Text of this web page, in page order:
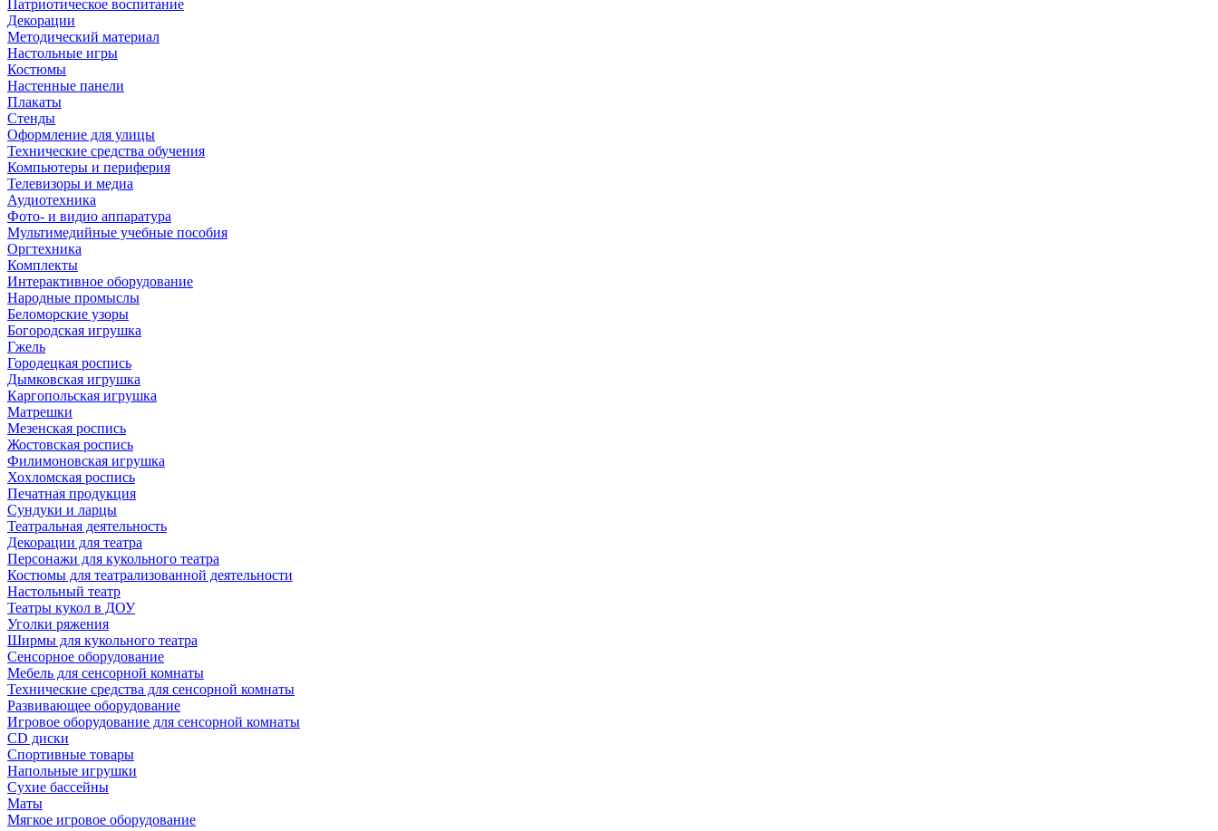
Патриотическое воспитание
Декорации
Методический материал
Настольные игры
Костюмы
Настенные панели
Плакаты
Стенды
Оформление для улицы
Технические средства обучения
Компьютеры и периферия
Телевизоры и медиа
Аудиотехника
Фото- и видио аппаратура
Мультимедийные учебные пособия
Оргтехника
Комплекты
Интерактивное оборудование
Народные промыслы
Беломорские узоры
Богородская игрушка
Гжель
Городецкая роспись
Дымковская игрушка
Каргопольская игрушка
Матрешки
Мезенская роспись
Жостовская роспись
Филимоновская игрушка
Хохломская роспись
Печатная продукция
Сундуки и ларцы
Театральная деятельность
Декорации для театра
Персонажи для кукольного театра
Костюмы для театрализованной деятельности
Настольный театр
Театры кукол в ДОУ
Уголки ряжения
Ширмы для кукольного театра
Сенсорное оборудование
Мебель для сенсорной комнаты
Технические средства для сенсорной комнаты
Развивающее оборудование
Игровое оборудование для сенсорной комнаты
CD диски
Спортивные товары
Напольные игрушки
Сухие бассейны
Маты
Мягкое игровое оборудование